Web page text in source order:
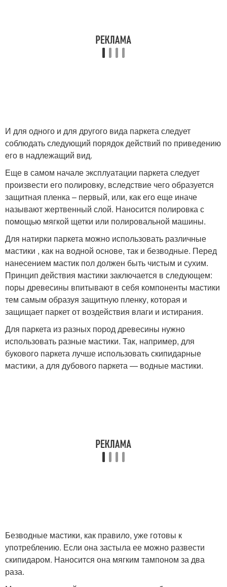
И для одного и для другого вида паркета следует
соблюдать следующий порядок действий по приведению
его в надлежащий вид.
Еще в самом начале эксплуатации паркета следует
произвести его полировку, вследствие чего образуется
защитная пленка – первый, или, как его еще иначе
называют жертвенный слой. Наносится полировка с
помощью мягкой щетки или полировальной машины.
Для натирки паркета можно использовать различные
мастики , как на водной основе, так и безводные. Перед
нанесением мастик пол должен быть чистым и сухим.
Принцип действия мастики заключается в следующем:
поры древесины впитывают в себя компоненты мастики
тем самым образуя защитную пленку, которая и
защищает паркет от воздействия влаги и истирания.
Для паркета из разных пород древесины нужно
использовать разные мастики. Так, например, для
букового паркета лучше использовать скипидарные
мастики, а для дубового паркета — водные мастики.
Безводные мастики, как правило, уже готовы к
употреблению. Если она застыла ее можно развести
скипидаром. Наносится она мягким тампоном за два
раза.